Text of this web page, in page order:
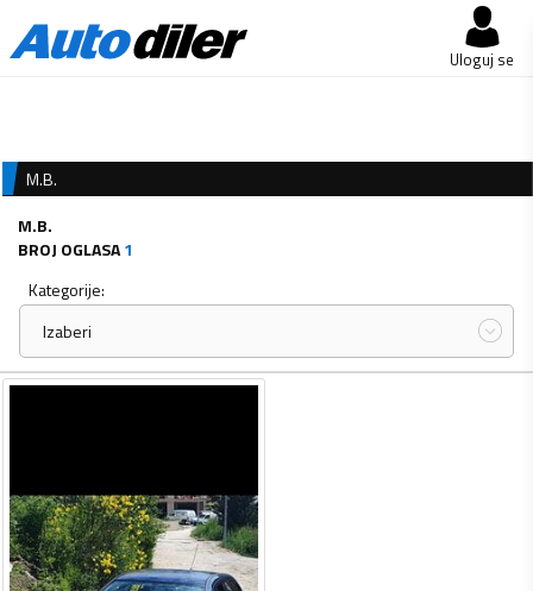
Uloguj se
M.B.
M.B.
BROJ OGLASA1
Kategorije:
Izaberi